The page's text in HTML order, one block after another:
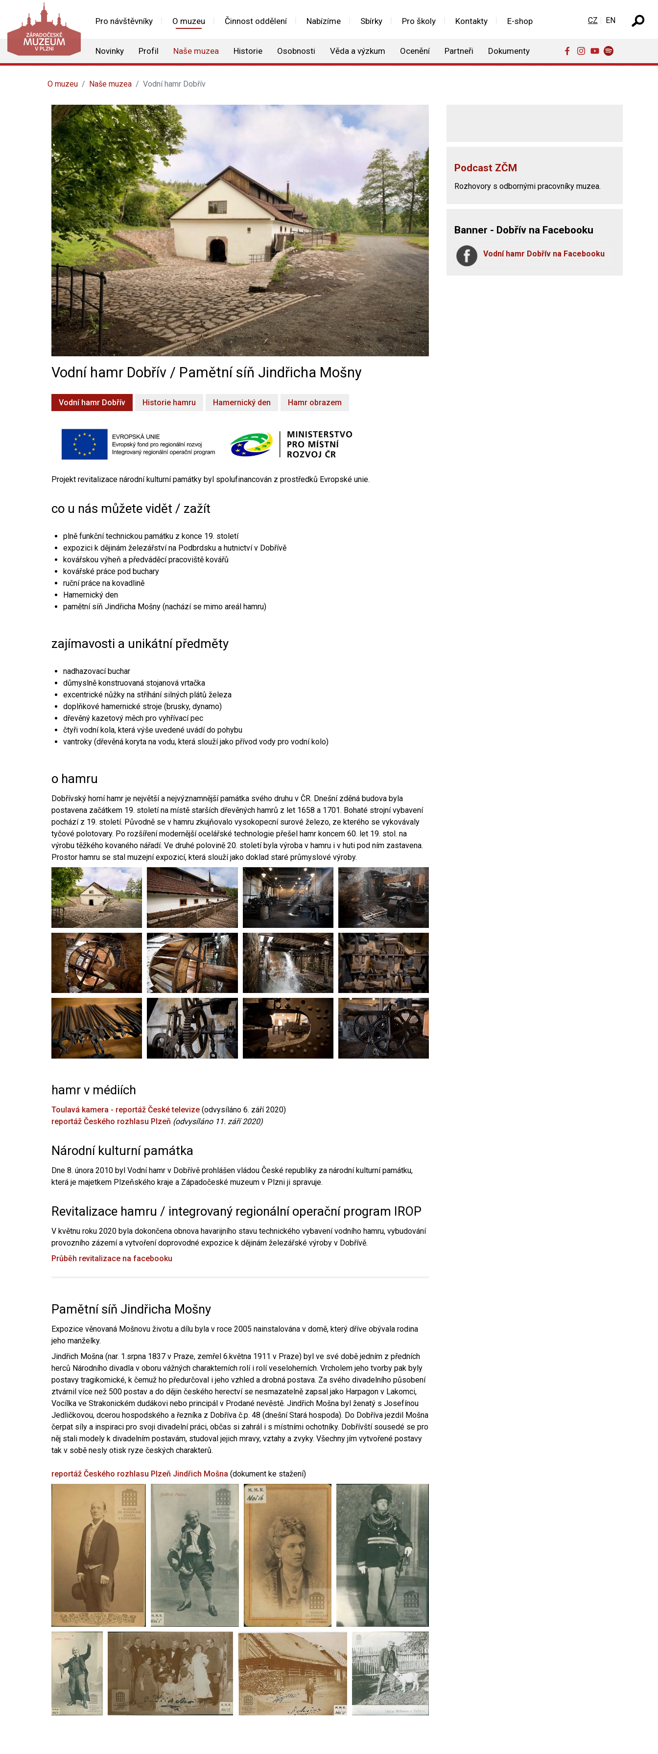
Pro návštěvníky O muzeu Činnost oddělení Nabízíme Sbírky Pro školy Kontakty E-shop
Novinky Profil Naše muzea Historie Osobnosti Věda a výzkum Ocenění Partneři Dokumenty
Zvolte jazyk
CZ EN
O muzeu Naše muzea Vodní hamr Dobřív
Vodní hamr Dobřív / Pamětní síň Jindřicha Mošny
Vodní hamr Dobřív Historie hamru Hamernický den Hamr obrazem
Projekt revitalizace národní kulturní památky byl spolufinancován z prostředků Evropské unie.
co u nás můžete vidět / zažít
plně funkční technickou památku z konce 19. století
expozici k dějinám železářství na Podbrdsku a hutnictví v Dobřívě
kovářskou výheň a předváděcí pracoviště kovářů
kovářské práce pod buchary
ruční práce na kovadlině
Hamernický den
pamětní síň Jindřicha Mošny (nachází se mimo areál hamru)
zajímavosti a unikátní předměty
nadhazovací buchar
důmyslně konstruovaná stojanová vrtačka
excentrické nůžky na stříhání silných plátů železa
doplňkové hamernické stroje (brusky, dynamo)
dřevěný kazetový měch pro vyhřívací pec
čtyři vodní kola, která výše uvedené uvádí do pohybu
vantroky (dřevěná koryta na vodu, která slouží jako přívod vody pro vodní kolo)
o hamru
Dobřívský horní hamr je největší a nejvýznamnější památka svého druhu v ČR. Dnešní zděná budova byla
postavena začátkem 19. století na místě starších dřevěných hamrů z let 1658 a 1701. Bohaté strojní vybavení
pochází z 19. století. Původně se v hamru zkujňovalo vysokopecní surové železo, ze kterého se vykovávaly
tyčové polotovary. Po rozšíření modernější ocelářské technologie přešel hamr koncem 60. let 19. stol. na
výrobu těžkého kovaného nářadí. Ve druhé polovině 20. století byla výroba v hamru i v huti pod ním zastavena.
Prostor hamru se stal muzejní expozicí, která slouží jako doklad staré průmyslové výroby.
hamr v médiích
Toulavá kamera - reportáž České televize (odvysíláno 6. září 2020)
reportáž Českého rozhlasu Plzeň (odvysíláno 11. září 2020)
Národní kulturní památka
Dne 8. února 2010 byl Vodní hamr v Dobřívě prohlášen vládou České republiky za národní kulturní památku,
která je majetkem Plzeňského kraje a Západočeské muzeum v Plzni ji spravuje.
Revitalizace hamru / integrovaný regionální operační program IROP
V květnu roku 2020 byla dokončena obnova havarijního stavu technického vybavení vodního hamru, vybudování
provozního zázemí a vytvoření doprovodné expozice k dějinám železářské výroby v Dobřívě.
Průběh revitalizace na facebooku
Pamětní síň Jindřicha Mošny
Expozice věnovaná Mošnovu životu a dílu byla v roce 2005 nainstalována v domě, který dříve obývala rodina
jeho manželky.
Jindřich Mošna (nar. 1.srpna 1837 v Praze, zemřel 6.května 1911 v Praze) byl ve své době jedním z předních
herců Národního divadla v oboru vážných charakterních rolí i rolí veseloherních. Vrcholem jeho tvorby pak byly
postavy tragikomické, k čemuž ho předurčoval i jeho vzhled a drobná postava. Za svého divadelního působení
ztvárnil více než 500 postav a do dějin českého herectví se nesmazatelně zapsal jako Harpagon v Lakomci,
Vocílka ve Strakonickém dudákovi nebo principál v Prodané nevěstě. Jindřich Mošna byl ženatý s Josefínou
Jedličkovou, dcerou hospodského a řezníka z Dobříva č.p. 48 (dnešní Stará hospoda). Do Dobříva jezdil Mošna
čerpat síly a inspiraci pro svoji divadelní práci, občas si zahrál i s místními ochotníky. Dobřívští sousedé se pro
něj stali modely k divadelním postavám, studoval jejich mravy, vztahy a zvyky. Všechny jím vytvořené postavy
tak v sobě nesly otisk ryze českých charakterů.
reportáž Českého rozhlasu Plzeň Jindřich Mošna (dokument ke stažení)
Podcast ZČM
Rozhovory s odbornými pracovníky muzea.
Banner - Dobřív na Facebooku
Vodní hamr Dobřív na Facebooku